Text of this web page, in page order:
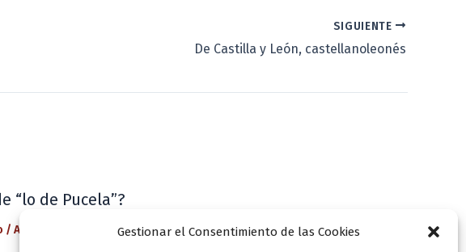
Gestionar el Consentimiento de las Cookies
SIGUIENTE
De Castilla y León, castellanoleonés
“lo de Pucela”?
/ Actualidad VLLensutinta